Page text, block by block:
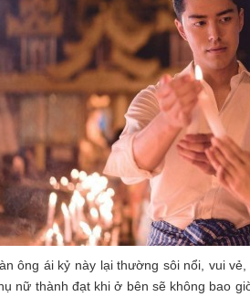
ông ái kỷ này lại thường sôi nổi, vui
nữ thành đạt khi ở bên sẽ không bao